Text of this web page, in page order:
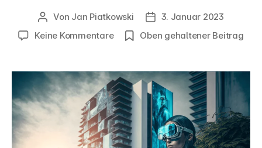
Beitragsautor
Von Jan Piatkowski Veröffentlichungsdatum
3. Januar 2023
Keine Kommentarezu
neue
Welt
der
Inhalte
in
unserer
Oben gehaltener Beitrag